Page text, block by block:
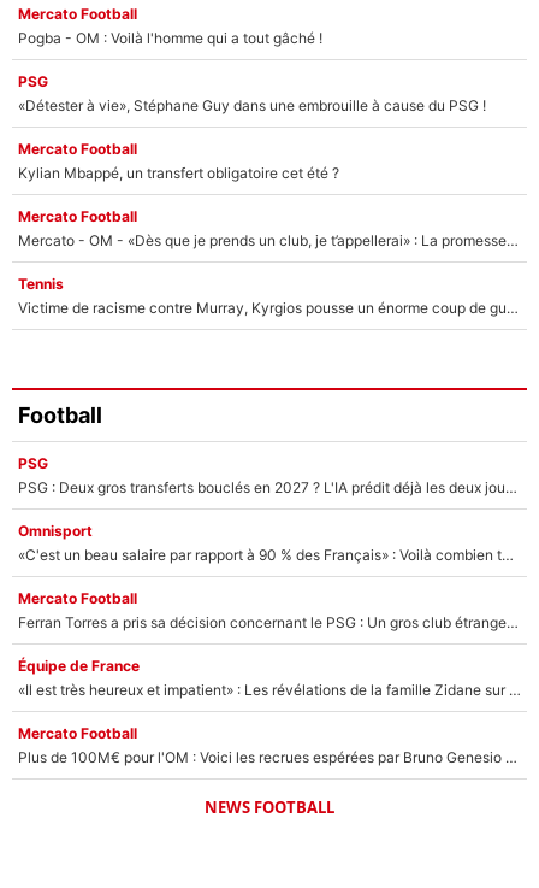
Mercato Football
Pogba - OM : Voilà l'homme qui a tout gâché !
PSG
«Détester à vie», Stéphane Guy dans une embrouille à cause du PSG !
Mercato Football
Kylian Mbappé, un transfert obligatoire cet été ?
Mercato Football
Mercato - OM - «Dès que je prends un club, je t’appellerai» : La promesse de Marcelino au moment de claquer la porte
Tennis
Victime de racisme contre Murray, Kyrgios pousse un énorme coup de gueule !
Football
PSG
PSG : Deux gros transferts bouclés en 2027 ? L'IA prédit déjà les deux joueurs qui pourraient rejoindre Luis Enrique !
Omnisport
«C'est un beau salaire par rapport à 90 % des Français» : Voilà combien touchait Nelson Monfort sur France Télévisions avant de rejoindre CNews
Mercato Football
Ferran Torres a pris sa décision concernant le PSG : Un gros club étranger prêt à relancer le feuilleton pour la signature du champion du monde 2026 !
Équipe de France
«Il est très heureux et impatient» : Les révélations de la famille Zidane sur sa prise de pouvoir en équipe de France !
Mercato Football
Plus de 100M€ pour l'OM : Voici les recrues espérées par Bruno Genesio et Grégory Lorenzi après l’opération dégraissage
NEWS FOOTBALL